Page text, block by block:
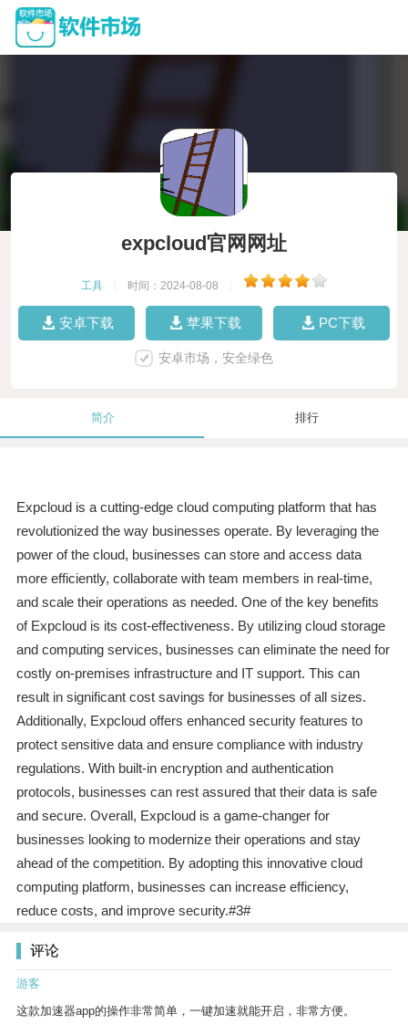
expcloud官网网址
工具 时间：2024-08-08
安卓下载 苹果下载 PC下载
安卓市场，安全绿色
简介 排行
Expcloud is a cutting-edge cloud computing platform that has
revolutionized the way businesses operate. By leveraging the
power of the cloud, businesses can store and access data
more efficiently, collaborate with team members in real-time,
and scale their operations as needed. One of the key benefits
of Expcloud is its cost-effectiveness. By utilizing cloud storage
and computing services, businesses can eliminate the need for
costly on-premises infrastructure and IT support. This can
result in significant cost savings for businesses of all sizes.
Additionally, Expcloud offers enhanced security features to
protect sensitive data and ensure compliance with industry
regulations. With built-in encryption and authentication
protocols, businesses can rest assured that their data is safe
and secure. Overall, Expcloud is a game-changer for
businesses looking to modernize their operations and stay
ahead of the competition. By adopting this innovative cloud
computing platform, businesses can increase efficiency,
reduce costs, and improve security.#3#
评论
游客
这款加速器app的操作非常简单，一键加速就能开启，非常方便。